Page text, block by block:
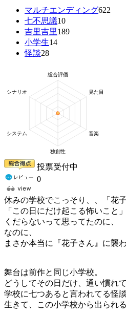
マルチエンディング622
七不思議10
吉里吉里189
小学生14
怪談28
投票受付中
0
休みの学校でこっそり、、「花
「この日にだけ起こる怖いこと
くだらないって思ってたのに、
なのに、
まさか本当に『花子さん』に襲
舞台は前作と同じ小学校。
どうしてその日だけ、通い慣れ
学校に七つあると言われてる怪
生きて、この小学校から出られ